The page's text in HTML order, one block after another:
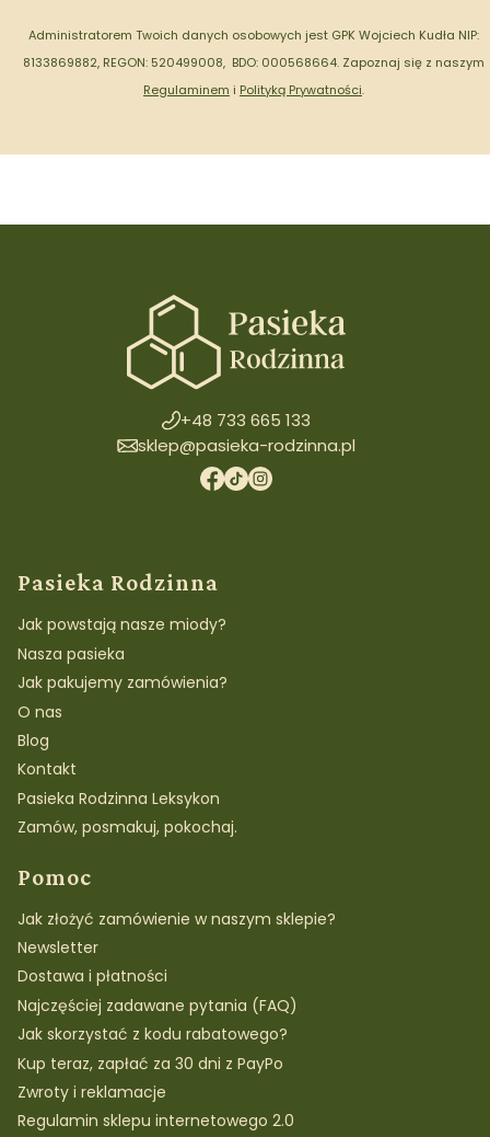
Administratorem Twoich danych osobowych jest GPK Wojciech Kudła NIP:
8133869882, REGON: 520499008, BDO: 000568664. Zapoznaj się z naszym
Regulaminem i Polityką Prywatności.
+48 733 665 133
sklep@pasieka-rodzinna.pl
Linki w stopce
Pasieka Rodzinna
Jak powstają nasze miody?
Nasza pasieka
Jak pakujemy zamówienia?
O nas
Blog
Kontakt
Pasieka Rodzinna Leksykon
Zamów, posmakuj, pokochaj.
Pomoc
Jak złożyć zamówienie w naszym sklepie?
Newsletter
Dostawa i płatności
Najczęściej zadawane pytania (FAQ)
Jak skorzystać z kodu rabatowego?
Kup teraz, zapłać za 30 dni z PayPo
Zwroty i reklamacje
Regulamin sklepu internetowego 2.0